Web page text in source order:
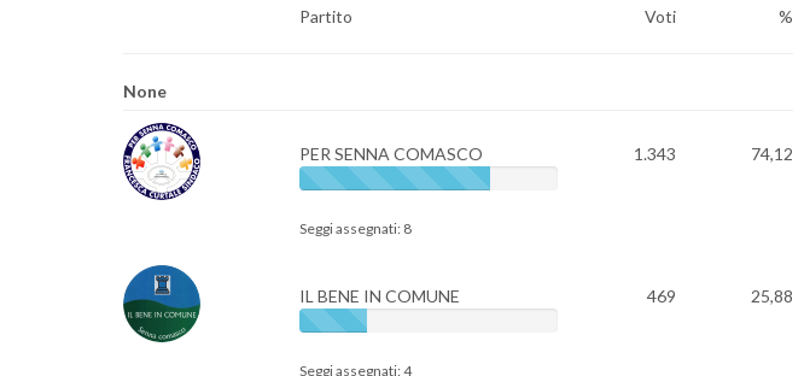
Partito Voti %
None
PER SENNA COMASCO
Seggi assegnati: 8
1.343 74,12
IL BENE IN COMUNE
Seggi assegnati: 4
469 25,88